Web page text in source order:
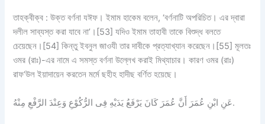
তাহক্বীক্ব : উক্ত বর্ণনা যঈফ। ইমাম হাকেম বলেন, ‘বর্ণনাটি অপরিচিত। এর দ্বারা
দলীল সাব্যস্ত করা যাবে না’।[53] যদিও ইমাম তাহাবী তাকে বিশুদ্ধ বলতে
চেয়েছেন।[54] কিন্তু ইবনুল জাওযী তার দাবীকে প্রত্যাখ্যান করেছেন।[55] মূলতঃ
ওমর (রাঃ)-এর নামে এ সমস্ত বর্ণনা উল্লেখ করাই মিথ্যাচার। কারণ ওমর (রাঃ)
রাফ‘উল ইয়াদায়েন করতেন মর্মে ছহীহ হাদীছ বর্ণিত হয়েছে।
عَنِ ابْنِ عُمَرَ أَنَّ عُمَرَ كَانَ يَرْفَعُ يَدَيْهِ فِى الرُّكُوْعِ وَعِنْدَ الرَّفْعِ مِنْهُ.